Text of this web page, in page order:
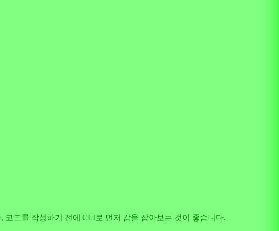
코드를 작성하기 전에 CLI로 먼저 감을 잡아보는 것이 좋습니다.